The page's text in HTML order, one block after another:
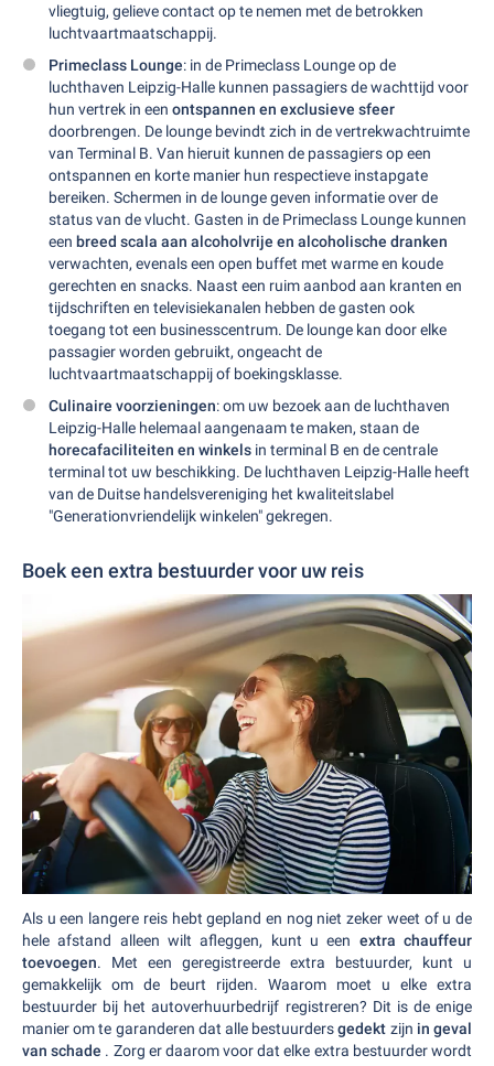
vliegtuig, gelieve contact op te nemen met de betrokken
luchtvaartmaatschappij.
Primeclass Lounge: in de Primeclass Lounge op de
luchthaven Leipzig-Halle kunnen passagiers de wachttijd voor
hun vertrek in een ontspannen en exclusieve sfeer
doorbrengen. De lounge bevindt zich in de vertrekwachtruimte
van Terminal B. Van hieruit kunnen de passagiers op een
ontspannen en korte manier hun respectieve instapgate
bereiken. Schermen in de lounge geven informatie over de
status van de vlucht. Gasten in de Primeclass Lounge kunnen
een breed scala aan alcoholvrije en alcoholische dranken
verwachten, evenals een open buffet met warme en koude
gerechten en snacks. Naast een ruim aanbod aan kranten en
tijdschriften en televisiekanalen hebben de gasten ook
toegang tot een businesscentrum. De lounge kan door elke
passagier worden gebruikt, ongeacht de
luchtvaartmaatschappij of boekingsklasse.
Culinaire voorzieningen: om uw bezoek aan de luchthaven
Leipzig-Halle helemaal aangenaam te maken, staan de
horecafaciliteiten en winkels in terminal B en de centrale
terminal tot uw beschikking. De luchthaven Leipzig-Halle heeft
van de Duitse handelsvereniging het kwaliteitslabel
"Generationvriendelijk winkelen" gekregen.
Boek een extra bestuurder voor uw reis
Als u een langere reis hebt gepland en nog niet zeker weet of u de
hele afstand alleen wilt afleggen, kunt u een extra chauffeur
toevoegen. Met een geregistreerde extra bestuurder, kunt u
gemakkelijk om de beurt rijden. Waarom moet u elke extra
bestuurder bij het autoverhuurbedrijf registreren? Dit is de enige
manier om te garanderen dat alle bestuurdersgedekt zijn in geval
van schade . Zorg er daarom voor dat elke extra bestuurder wordt